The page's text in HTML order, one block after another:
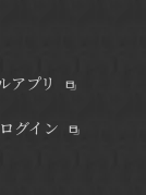
アプリ
グイン